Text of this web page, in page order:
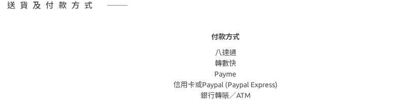
送貨及付款方式
付款方式
八達通
轉數快
Payme
信用卡或Paypal (Paypal Express)
銀行轉賬／ATM